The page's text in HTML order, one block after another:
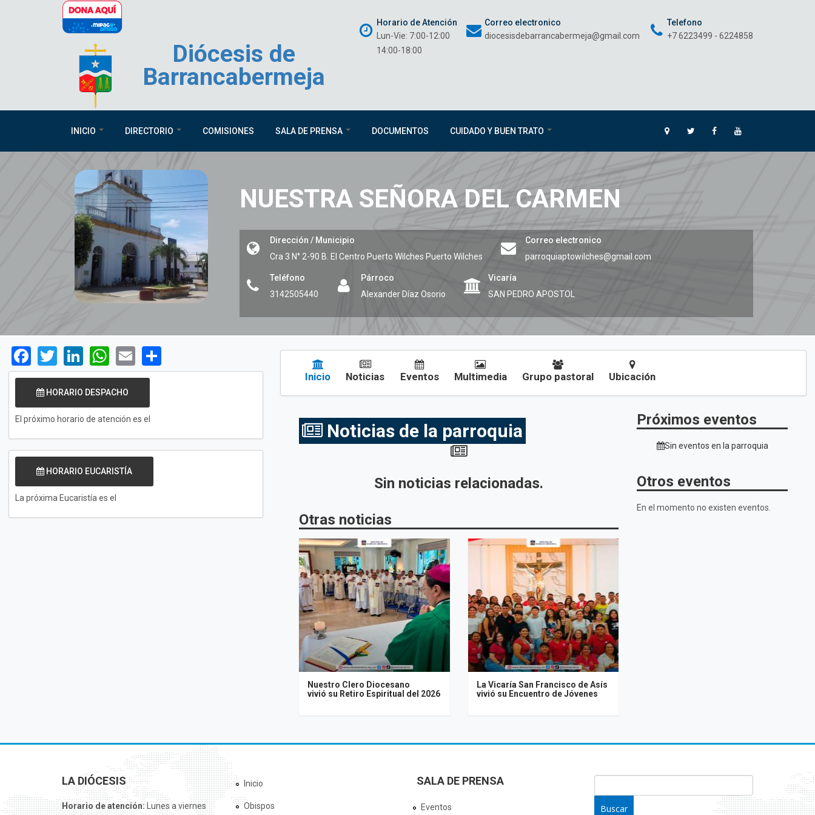
Pasar al contenido principal
Diócesis de
Barrancabermeja
Horario de Atención
Lun-Vie: 7:00-12:00
14:00-18:00
Correo electronico
diocesisdebarrancabermeja@gmail.com
Telefono
+7 6223499 - 6224858
INICIO DIRECTORIO COMISIONES SALA DE PRENSA DOCUMENTOS CUIDADO Y BUEN TRATO
NUESTRA SEÑORA DEL CARMEN
Dirección / Municipio
Cra 3 N° 2-90 B. El Centro Puerto Wilches Puerto Wilches
Correo electronico
parroquiaptowilches@gmail.com
Teléfono
3142505440
Párroco
Alexander Díaz Osorio
Vicaría
SAN PEDRO APOSTOL
Facebook
TwitterLinkedIn
WhatsApp
Email
HORARIO DESPACHO
El próximo horario de atención es el
HORARIO EUCARISTÍA
La próxima Eucaristía es el
Inicio Noticias Eventos Multimedia Grupo pastoral Ubicación
Noticias de la parroquia
Sin noticias relacionadas.
Otras noticias
Nuestro Clero Diocesano
vivió su Retiro Espiritual del 2026
La Vicaría San Francisco de Asís
vivió su Encuentro de Jóvenes
Próximos eventos
Sin eventos en la parroquia
Otros eventos
En el momento no existen eventos.
LA DIÓCESIS
Horario de atención:Lunes a viernes
Inicio
Obispos
SALA DE PRENSA
Eventos
FORMULARIO DE BÚSQUEDA